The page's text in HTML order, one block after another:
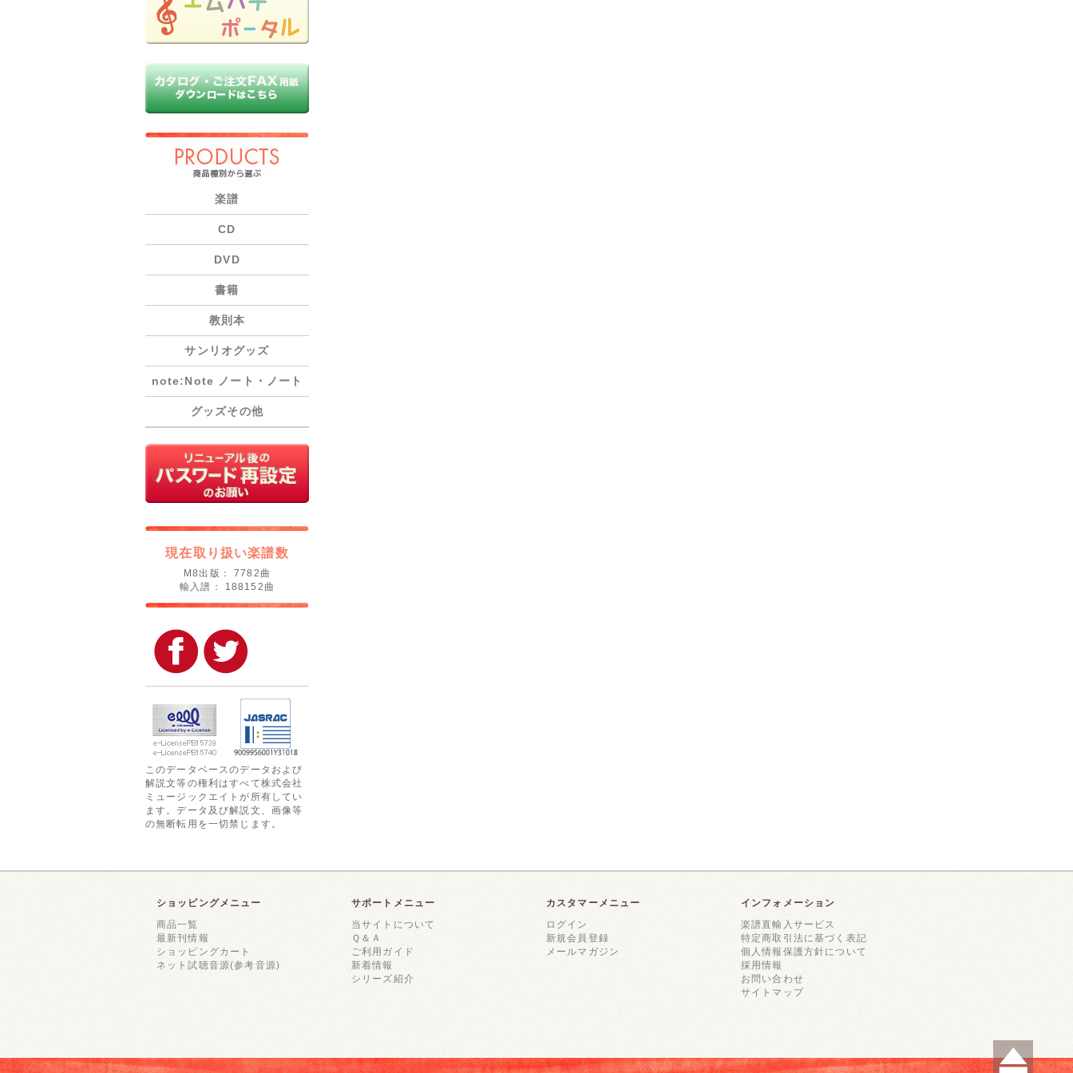
楽譜
CD
DVD
書籍
教則本
サンリオグッズ
note:Note ノート・ノート
グッズその他
現在取り扱い楽譜数
M8出版： 7782曲
輸入譜： 188152曲
このデータベースのデータおよび
解説文等の権利はすべて株式会社
ミュージックエイトが所有してい
ます。データ及び解説文、画像等
の無断転用を一切禁じます。
ショッピングメニュー
商品一覧
最新刊情報
ショッピングカート
ネット試聴音源(参考音源)
サポートメニュー
当サイトについて
Ｑ＆Ａ
ご利用ガイド
新着情報
シリーズ紹介
カスタマーメニュー
ログイン
新規会員登録
メールマガジン
インフォメーション
楽譜直輸入サービス
特定商取引法に基づく表記
個人情報保護方針について
採用情報
お問い合わせ
サイトマップ